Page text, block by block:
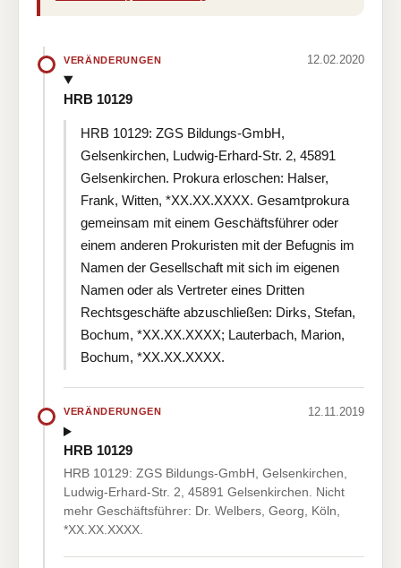
VERÄNDERUNGEN 12.02.2020
HRB 10129
HRB 10129: ZGS Bildungs-GmbH,
Gelsenkirchen, Ludwig-Erhard-Str. 2, 45891
Gelsenkirchen. Prokura erloschen: Halser,
Frank, Witten, *XX.XX.XXXX. Gesamtprokura
gemeinsam mit einem Geschäftsführer oder
einem anderen Prokuristen mit der Befugnis im
Namen der Gesellschaft mit sich im eigenen
Namen oder als Vertreter eines Dritten
Rechtsgeschäfte abzuschließen: Dirks, Stefan,
Bochum, *XX.XX.XXXX; Lauterbach, Marion,
Bochum, *XX.XX.XXXX.
VERÄNDERUNGEN 12.11.2019
HRB 10129
HRB 10129: ZGS Bildungs-GmbH, Gelsenkirchen,
Ludwig-Erhard-Str. 2, 45891 Gelsenkirchen. Nicht
mehr Geschäftsführer: Dr. Welbers, Georg, Köln,
*XX.XX.XXXX.